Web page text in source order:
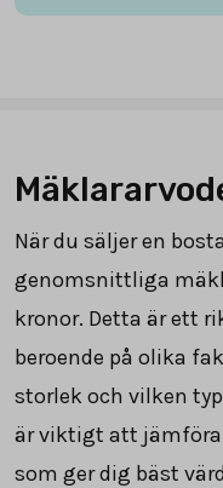
När du säljer en
genomsnittliga
kronor. Detta är ett
beroende på olika
storlek och vilken
är viktigt att
som ger dig bäst